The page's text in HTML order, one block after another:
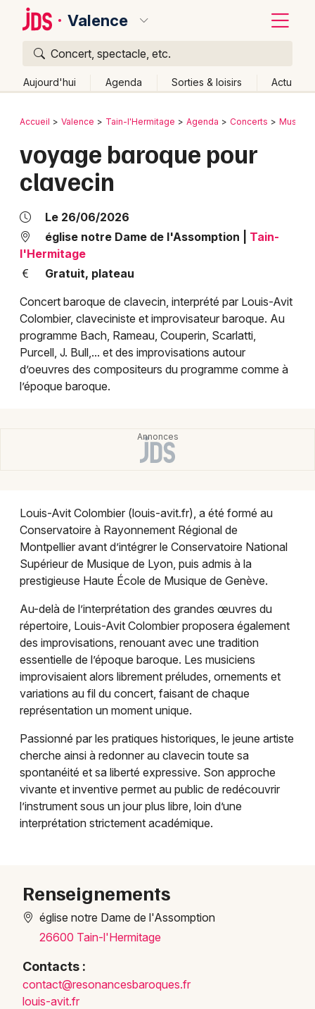
Valence
Concert, spectacle, etc.
Aujourd'hui Agenda Sorties & loisirs Actu
Publier un événement
Grands événements
Activité & Expérience
Manifestations
Foires & salons
Spectacles
Concerts
Expos
Sorties & loisirs
Musique classique dans la Drôme
Musique classique en Rhône-Alpes
Musique classique en Auvergne-Rhône-Alpes
Newsletter des sorties
Artistes en tournée
Actus à Valence
26 - Drôme
Choisir mes départements
Bordeaux
Colmar
Lyon
Montpellier
Nantes
Nice
Retour
Accueil Valence Tain-l'Hermitage Agenda Concerts
voyage baroque pour
clavecin
Le 26/06/2026
église notre Dame de l'Assomption
Tain-
l'Hermitage
Gratuit, plateau
Concert baroque de clavecin, interprété par Louis-Avit
Colombier, claveciniste et improvisateur baroque. Au
programme Bach, Rameau, Couperin, Scarlatti,
Purcell, J. Bull,... et des improvisations autour
d’oeuvres des compositeurs du programme comme à
l’époque baroque.
Louis-Avit Colombier (louis-avit.fr), a été formé au
Conservatoire à Rayonnement Régional de
Montpellier avant d’intégrer le Conservatoire National
Supérieur de Musique de Lyon, puis admis à la
prestigieuse Haute École de Musique de Genève.
Au-delà de l’interprétation des grandes œuvres du
répertoire, Louis-Avit Colombier proposera également
des improvisations, renouant avec une tradition
essentielle de l’époque baroque. Les musiciens
improvisaient alors librement préludes, ornements et
variations au fil du concert, faisant de chaque
représentation un moment unique.
Passionné par les pratiques historiques, le jeune artiste
cherche ainsi à redonner au clavecin toute sa
spontanéité et sa liberté expressive. Son approche
vivante et inventive permet au public de redécouvrir
l’instrument sous un jour plus libre, loin d’une
interprétation strictement académique.
Renseignements
église notre Dame de l'Assomption
26600 Tain-l'Hermitage
Contacts :
contact@resonancesbaroques.fr
louis-avit.fr
Quoi ?
Où ?
Partout
Près de moi Changer de lieu
Quand ?
Aujourd'hui
Demain